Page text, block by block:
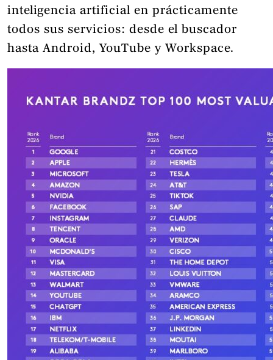
inteligencia artificial en prácticamente
todos sus servicios: desde el buscador
hasta Android, YouTube y Workspace.